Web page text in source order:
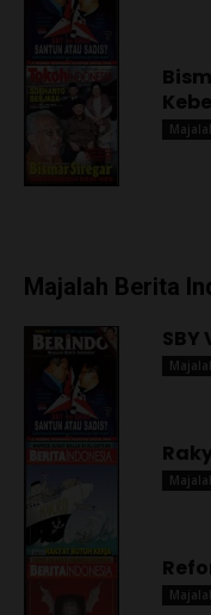
Majalah Berita